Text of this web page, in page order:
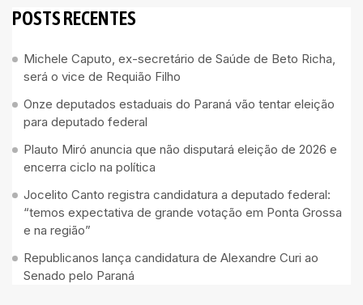
POSTS RECENTES
Michele Caputo, ex-secretário de Saúde de Beto Richa,
será o vice de Requião Filho
Onze deputados estaduais do Paraná vão tentar eleição
para deputado federal
Plauto Miró anuncia que não disputará eleição de 2026 e
encerra ciclo na política
Jocelito Canto registra candidatura a deputado federal:
“temos expectativa de grande votação em Ponta Grossa
e na região”
Republicanos lança candidatura de Alexandre Curi ao
Senado pelo Paraná